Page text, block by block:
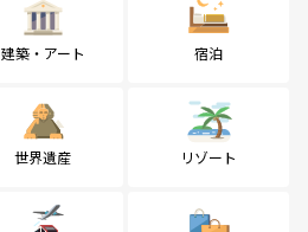
建築・アート 宿泊
世界遺産 リゾート